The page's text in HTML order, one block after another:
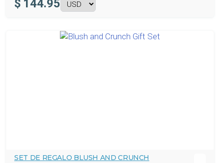
$ 144.95
SET DE REGALO BLUSH AND CRUNCH